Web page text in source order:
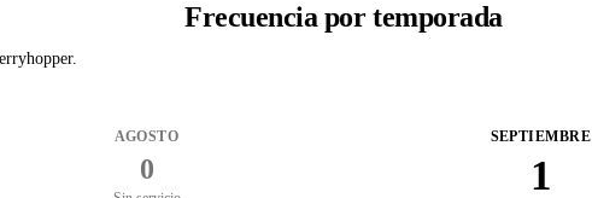
Frecuencia por temporada
AGOSTO
0
SEPTIEMBRE
1